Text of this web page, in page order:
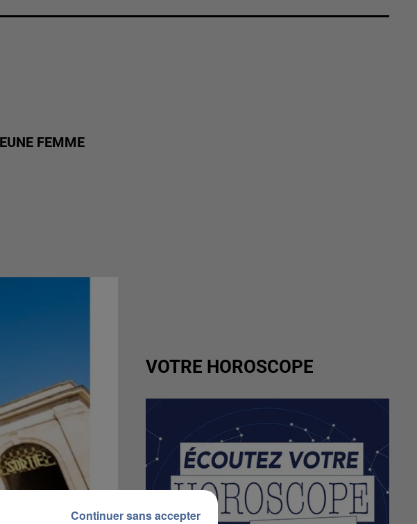
FEMME
VOTRE HOROSCOPE
Continuer sans accepter